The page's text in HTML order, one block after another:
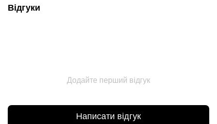
Відгуки
Додайте перший відгук
Написати відгук